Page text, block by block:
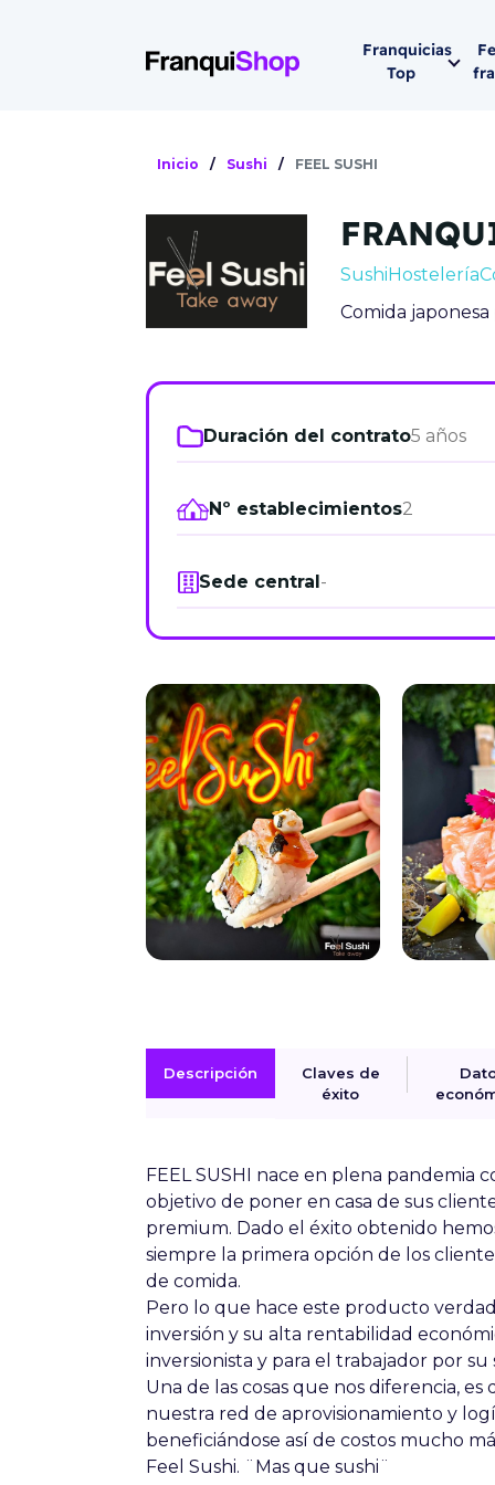
Franquicias
Top
Hostelería
Estética y
Gimnasios
08-
08 de
Municipal
Lleva tu
Inicio / Sushi / FEEL SUSHI
SushiHostelería
Comida
Duración del contrato5 años
Nº establecimientos2
Sede central-
Descripción
Claves de
éxito
FEEL SUSHI nace en plena pandemia
objetivo de poner en casa de sus
premium. Dado el éxito obtenido
siempre la primera opción de los
de comida.
Pero lo que hace este producto
inversión y su alta rentabilidad
inversionista y para el trabajador por
Una de las cosas que nos diferencia,
nuestra red de aprovisionamiento y
beneficiándose así de costos mucho
Feel Sushi. ¨Mas que sushi¨